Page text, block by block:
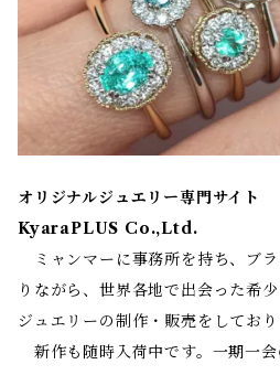
オリジナルジュエリー専門サイト
KyaraPLUS Co.,Ltd.
ミャンマーに事務所を持ち、ブ
りながら、世界各地で出会った希
ジュエリーの制作・販売をしており
新作も随時入荷中です。一期一